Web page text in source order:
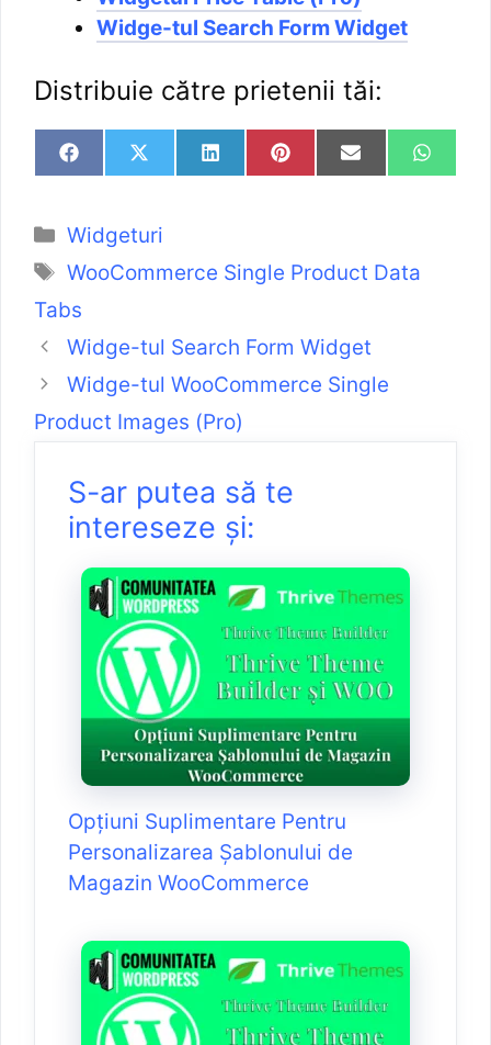
Widge-tul Search Form Widget
Distribuie către prietenii tăi:
Widgeturi
WooCommerce Single Product Data
Tabs
Widge-tul Search Form Widget
Widge-tul WooCommerce Single
Product Images (Pro)
S-ar putea să te
intereseze și:
Opțiuni Suplimentare Pentru
Personalizarea Șablonului de
Magazin WooCommerce